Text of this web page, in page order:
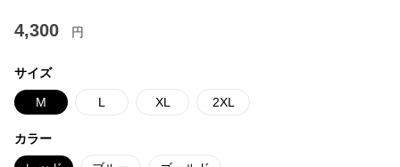
4,300 円
サイズ
M L XL 2XL
カラー